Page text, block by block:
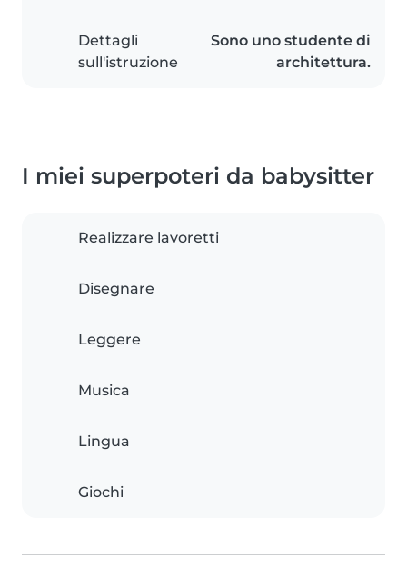
Dettagli
sull'istruzione
Sono uno studente di
architettura.
I miei superpoteri da babysitter
Realizzare lavoretti
Disegnare
Leggere
Musica
Lingua
Giochi